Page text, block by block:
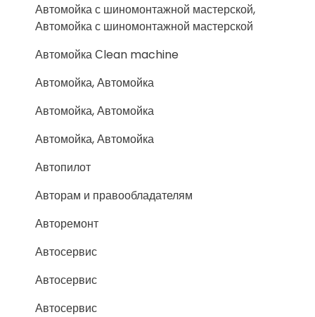
Автомойка с шиномонтажной мастерской,
Автомойка с шиномонтажной мастерской
Автомойка Сlean machine
Автомойка, Автомойка
Автомойка, Автомойка
Автомойка, Автомойка
Автопилот
Авторам и правообладателям
Авторемонт
Автосервис
Автосервис
Автосервис